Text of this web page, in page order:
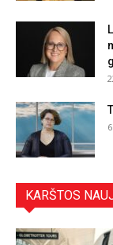
KARŠTOS